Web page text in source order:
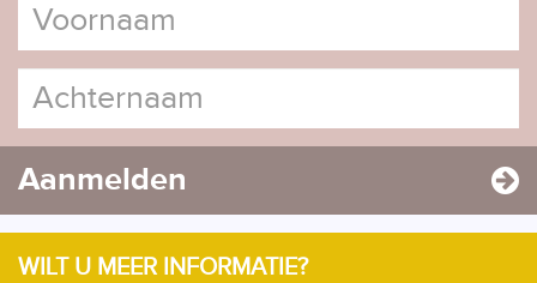
Aanmelden
WILT U MEER INFORMATIE?